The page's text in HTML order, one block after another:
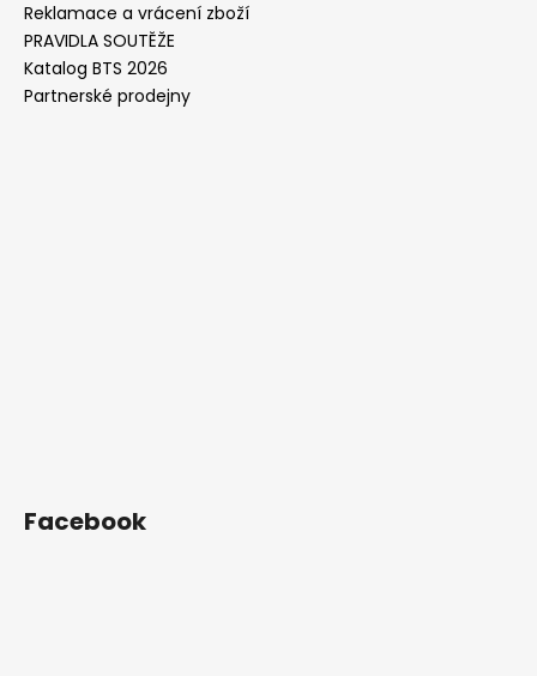
Reklamace a vrácení zboží
PRAVIDLA SOUTĚŽE
Katalog BTS 2026
Partnerské prodejny
Facebook